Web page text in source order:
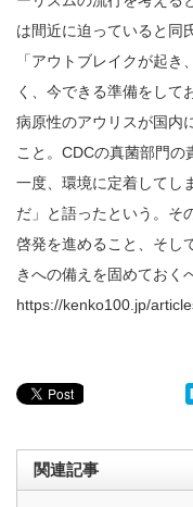
は間近に迫っていると同
「アウトブレイクが起
く、今できる準備をして
病原性のアウリスが国内
こと。CDCの真菌部門
一度、環境に定着してし
だ」と語ったという。そ
啓発を進めること、そし
きへの備えを固めておく
https://kenko100.jp/
関連記事